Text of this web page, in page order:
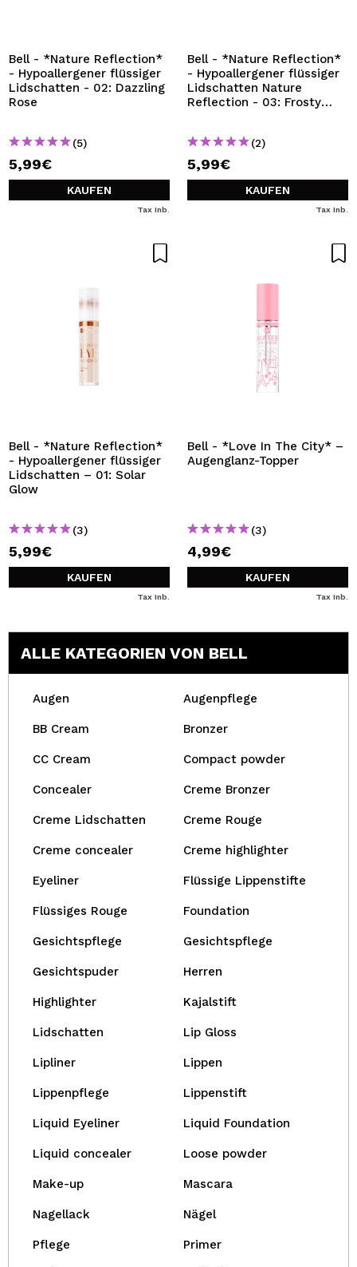
Durch die Erstellung eines Kontos bei Maquillalia.de
können Sie Ihre Einkäufe schnell tätigen, den Status Ihrer
Bestellungen überprüfen und Ihre bisherigen Vorgänge
einsehen.
BENUTZERKONTO ERSTELLEN
Bell - *Nature Reflection*
- Hypoallergener flüssiger
Lidschatten - 02: Dazzling
Rose
(5)
5,99€
KAUFEN
Tax Inb.
Bell - *Nature Reflection*
- Hypoallergener flüssiger
Lidschatten Nature
Reflection - 03: Frosty
(2)
5,99€
KAUFEN
Tax Inb.
Bell - *Nature Reflection*
- Hypoallergener flüssiger
Lidschatten – 01: Solar
Glow
(3)
5,99€
KAUFEN
Tax Inb.
Bell - *Love In The City* –
Augenglanz-Topper
(3)
4,99€
KAUFEN
Tax Inb.
ALLE KATEGORIEN VON BELL
Augen Augenpflege
BB Cream Bronzer
CC Cream Compact powder
Concealer Creme Bronzer
Creme Lidschatten Creme Rouge
Creme concealer Creme highlighter
Eyeliner Flüssige Lippenstifte
Flüssiges Rouge Foundation
Gesichtspflege Gesichtspflege
Gesichtspuder Herren
Highlighter Kajalstift
Lidschatten Lip Gloss
Lipliner Lippen
Lippenpflege Lippenstift
Liquid Eyeliner Liquid Foundation
Liquid concealer Loose powder
Make-up Mascara
Nagellack Nägel
Pflege Primer